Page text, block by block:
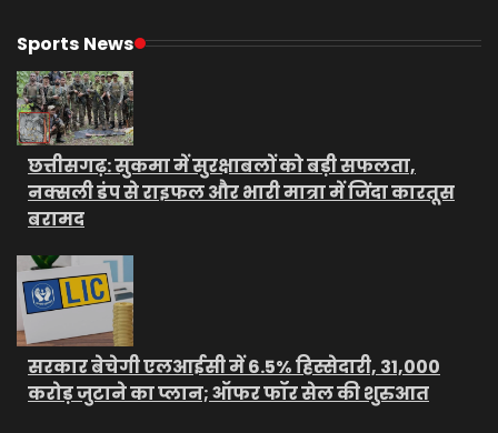
Sports News
छत्तीसगढ़: सुकमा में सुरक्षाबलों को बड़ी सफलता,
नक्सली डंप से राइफल और भारी मात्रा में जिंदा कारतूस
बरामद
सरकार बेचेगी एलआईसी में 6.5% हिस्सेदारी, 31,000
करोड़ जुटाने का प्लान; ऑफर फॉर सेल की शुरुआत